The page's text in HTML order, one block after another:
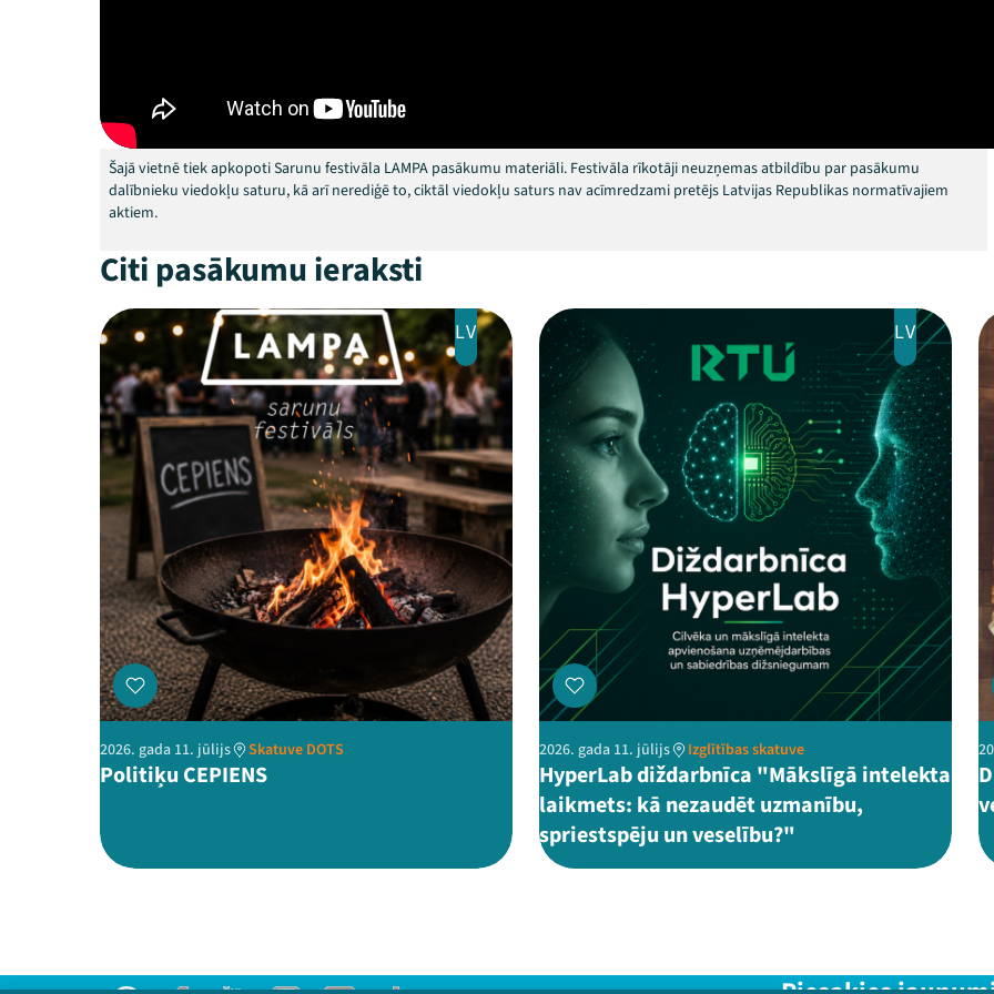
Šajā vietnē tiek apkopoti Sarunu festivāla LAMPA pasākumu materiāli. Festivāla rīkotāji neuzņemas atbildību par pasākumu
dalībnieku viedokļu saturu, kā arī nerediģē to, ciktāl viedokļu saturs nav acīmredzami pretējs Latvijas Republikas normatīvajiem
aktiem.
Citi pasākumu ieraksti
LV
2026. gada 11. jūlijs Skatuve DOTS
Politiķu CEPIENS
LV
2026. gada 11. jūlijs Izglītības skatuve
HyperLab diždarbnīca "Mākslīgā intelekta
laikmets: kā nezaudēt uzmanību,
spriestspēju un veselību?"